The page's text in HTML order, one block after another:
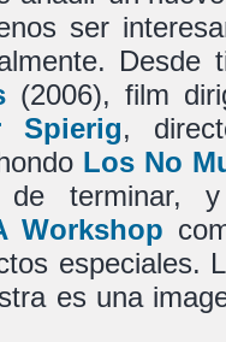
ser
Desde
(2006), film
Spierig,
Los No
de terminar,
Workshop
especiales.
es una